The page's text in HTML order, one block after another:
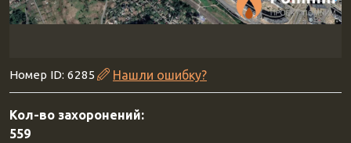
Номер ID: 6285 Нашли ошибку?
Кол-во захоронений:
559